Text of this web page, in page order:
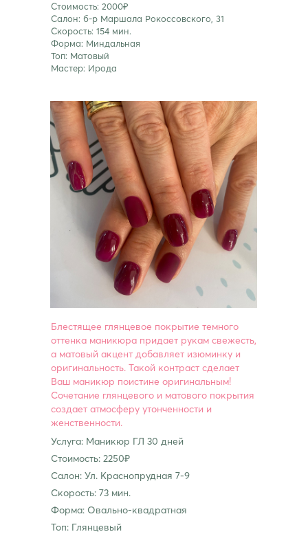
Стоимость: 2000₽
Салон: б-р Маршала Рокоссовского, 31
Скорость: 154 мин.
Форма: Миндальная
Топ: Матовый
Мастер: Ирода
Услуга: Маникюр ГЛ 30 дней
Стоимость: 2250₽
Салон: Ул. Краснопрудная 7-9
Скорость: 73 мин.
Форма: Овально-квадратная
Топ: Глянцевый
Блестящее глянцевое покрытие темного
оттенка маникюра придает рукам свежесть,
а матовый акцент добавляет изюминку и
оригинальность. Такой контраст сделает
Ваш маникюр поистине оригинальным!
Сочетание глянцевого и матового покрытия
создает атмосферу утонченности и
женственности.